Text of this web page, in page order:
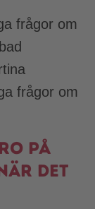
frågor om
frågor om
på
det